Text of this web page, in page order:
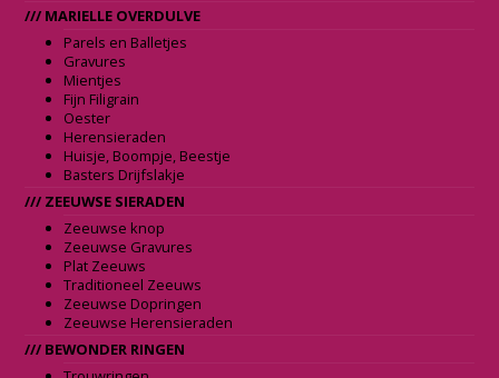
/// MARIELLE OVERDULVE
Parels en Balletjes
Gravures
Mientjes
Fijn Filigrain
Oester
Herensieraden
Huisje, Boompje, Beestje
Basters Drijfslakje
/// ZEEUWSE SIERADEN
Zeeuwse knop
Zeeuwse Gravures
Plat Zeeuws
Traditioneel Zeeuws
Zeeuwse Dopringen
Zeeuwse Herensieraden
/// BEWONDER RINGEN